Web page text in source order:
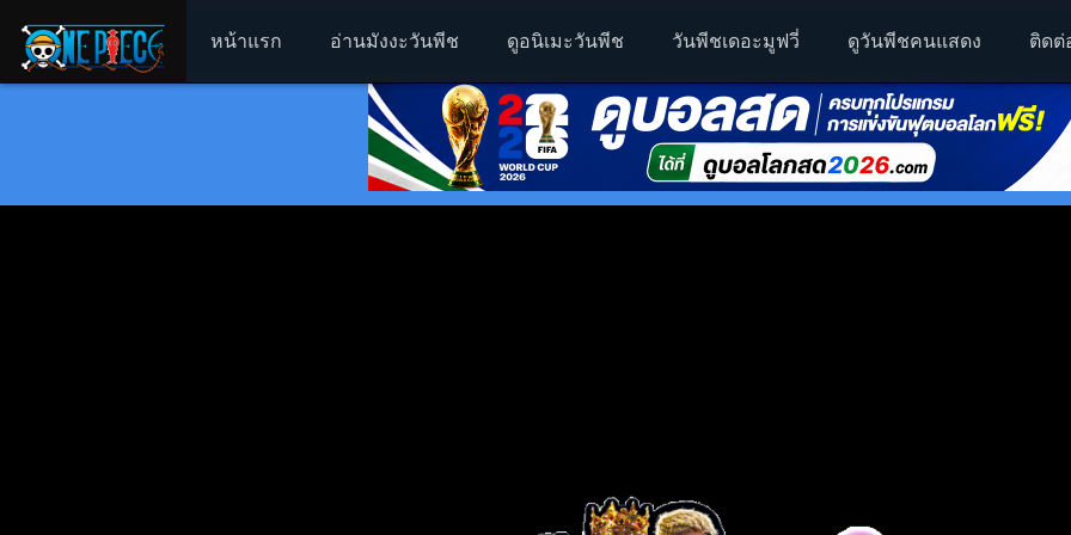
หน้าแรก อ่านมังงะวันพีช ดูอนิเมะวันพีช วันพีชเดอะมูฟวี่ ดูวันพีชคนแสดง ติดต่